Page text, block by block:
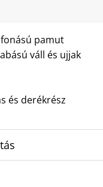
pamut
váll és ujjak
és derékrész